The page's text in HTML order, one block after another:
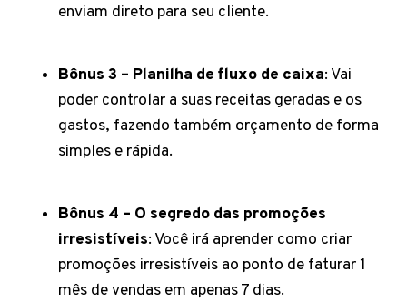
enviam direto para seu cliente.
Bônus 3 – Planilha de fluxo de caixa: Vai
poder controlar a suas receitas geradas e os
gastos, fazendo também orçamento de forma
simples e rápida.
Bônus 4 – O segredo das promoções
irresistíveis: Você irá aprender como criar
promoções irresistíveis ao ponto de faturar 1
mês de vendas em apenas 7 dias.